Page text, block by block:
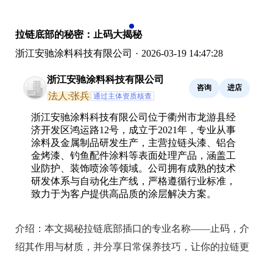
拉链底部的秘密：止码大揭秘
浙江安驰涂料科技有限公司 · 2026-03-19 14:47:28
浙江安驰涂料科技有限公司
法人:张兵 通过主体资质核查
咨询 进店
浙江安驰涂料科技有限公司位于衢州市龙游县经
济开发区鸿运路12号，成立于2021年，专业从事
涂料及金属制品研发生产，主营拉链头漆、铝合
金烤漆、钓鱼配件涂料等表面处理产品，涵盖工
业防护、装饰喷涂等领域。公司拥有成熟的技术
研发体系与自动化生产线，严格遵循行业标准，
致力于为客户提供高品质的涂层解决方案。
介绍： 本文揭秘拉链底部插口的专业名称——止码，介
绍其作用与材质，并分享日常保养技巧，让你的拉链更